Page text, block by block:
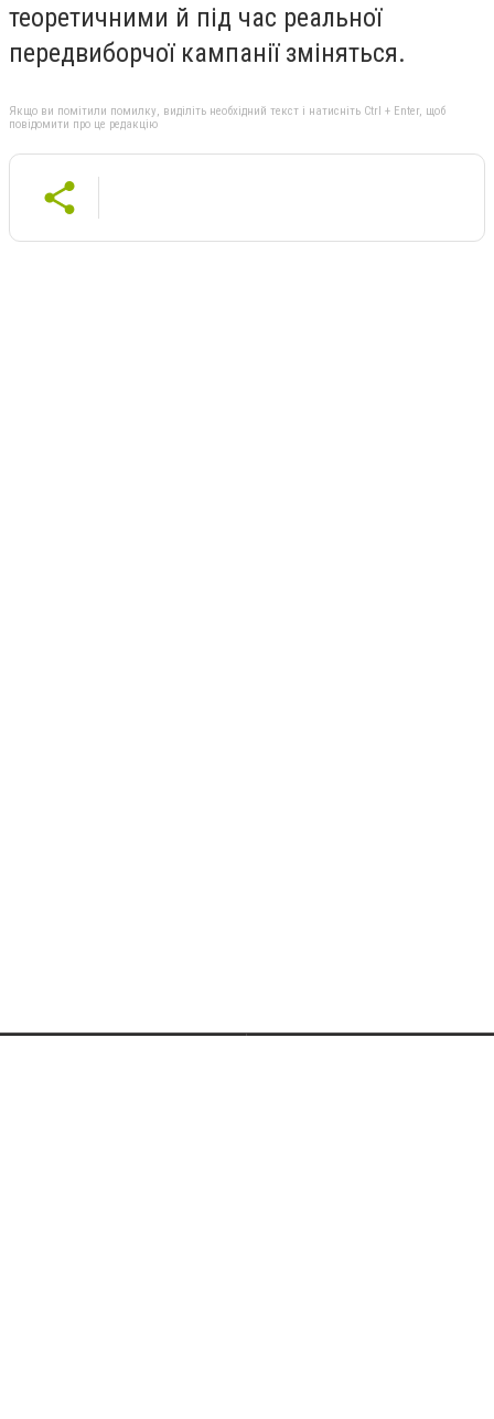
теоретичними й під час реальної
передвиборчої кампанії зміняться.
Якщо ви помітили помилку, виділіть необхідний текст і натисніть Ctrl + Enter, щоб
повідомити про це редакцію